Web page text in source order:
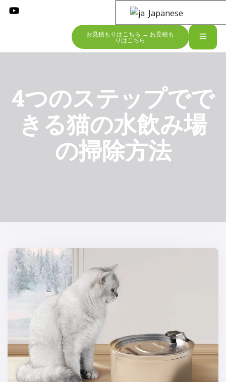
Japanese
お見積もりはこちら → お見積も
りはこちら
4つのステップでで
きる猫の水飲み場
の掃除方法